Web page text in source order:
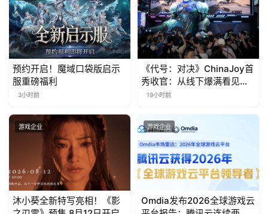
7
月
3
0
日
茶
对
预约开启！魔域口袋版启示
服重磅福利
3小时前
《代号：对决》ChinaJoy首
秀收官：从线下爆满看见玩
家的真实期待
19小时前
游戏企业
沐小葵全新特写亮相！《影
游戏企业
Omdia发布2026全球游戏云